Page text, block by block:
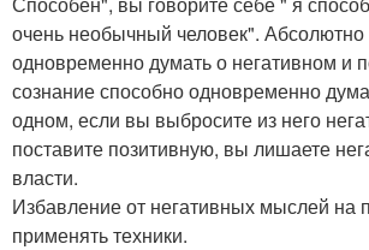
очень необычный человек".
одновременно думать о негативном и
сознание способно одновременно
одном, если вы выбросите из него
поставите позитивную, вы лишаете
власти.
Избавление от негативных мыслей на
применять техники.